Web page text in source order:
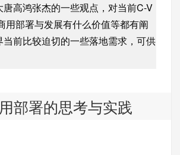
唐高鸿张杰的一些观点，对当前C-V
用部署与发展有什么价值等都有阐
当前比较迫切的一些落地需求，可供
部署的思考与实践